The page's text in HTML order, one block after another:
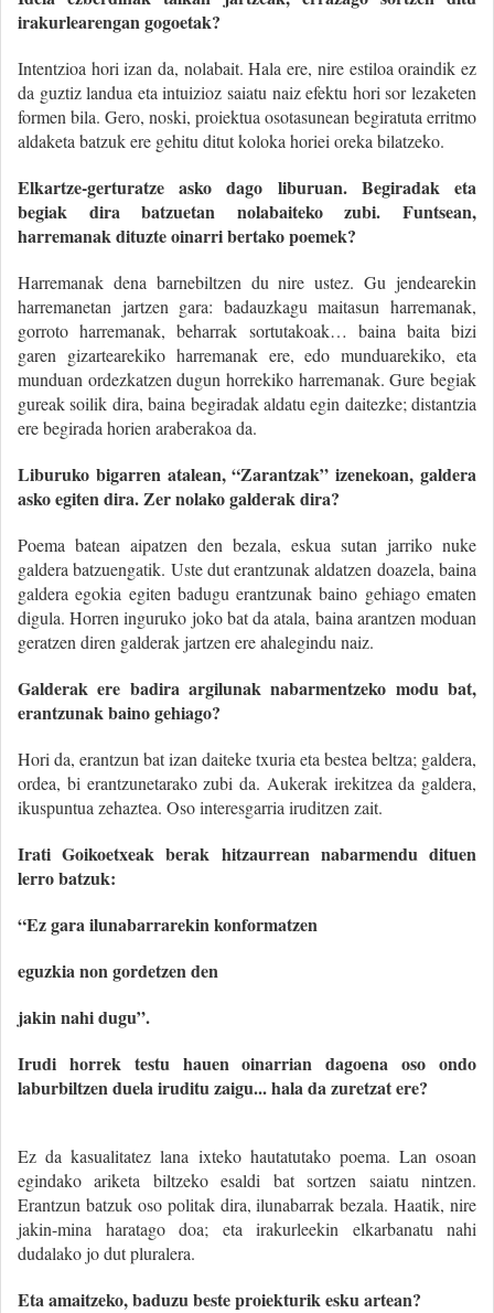
irakurlearengan gogoetak?
Intentzioa hori izan da, nolabait. Hala ere, nire estiloa oraindik ez
da guztiz landua eta intuizioz saiatu naiz efektu hori sor lezaketen
formen bila. Gero, noski, proiektua osotasunean begiratuta erritmo
aldaketa batzuk ere gehitu ditut koloka horiei oreka bilatzeko.
Elkartze-gerturatze asko dago liburuan. Begiradak eta
begiak dira batzuetan nolabaiteko zubi. Funtsean,
harremanak dituzte oinarri bertako poemek?
Harremanak dena barnebiltzen du nire ustez. Gu jendearekin
harremanetan jartzen gara: badauzkagu maitasun harremanak,
gorroto harremanak, beharrak sortutakoak… baina baita bizi
garen gizartearekiko harremanak ere, edo munduarekiko, eta
munduan ordezkatzen dugun horrekiko harremanak. Gure begiak
gureak soilik dira, baina begiradak aldatu egin daitezke; distantzia
ere begirada horien araberakoa da.
Liburuko bigarren atalean, “Zarantzak” izenekoan, galdera
asko egiten dira. Zer nolako galderak dira?
Poema batean aipatzen den bezala, eskua sutan jarriko nuke
galdera batzuengatik. Uste dut erantzunak aldatzen doazela, baina
galdera egokia egiten badugu erantzunak baino gehiago ematen
digula. Horren inguruko joko bat da atala, baina arantzen moduan
geratzen diren galderak jartzen ere ahalegindu naiz.
Galderak ere badira argilunak nabarmentzeko modu bat,
erantzunak baino gehiago?
Hori da, erantzun bat izan daiteke txuria eta bestea beltza; galdera,
ordea, bi erantzunetarako zubi da. Aukerak irekitzea da galdera,
ikuspuntua zehaztea. Oso interesgarria iruditzen zait.
Irati Goikoetxeak berak hitzaurrean nabarmendu dituen
lerro batzuk:
“Ez gara ilunabarrarekin konformatzen
eguzkia non gordetzen den
jakin nahi dugu”.
Irudi horrek testu hauen oinarrian dagoena oso ondo
laburbiltzen duela iruditu zaigu... hala da zuretzat ere?
Ez da kasualitatez lana ixteko hautatutako poema. Lan osoan
egindako ariketa biltzeko esaldi bat sortzen saiatu nintzen.
Erantzun batzuk oso politak dira, ilunabarrak bezala. Haatik, nire
jakin-mina haratago doa; eta irakurleekin elkarbanatu nahi
dudalako jo dut pluralera.
Eta amaitzeko, baduzu beste proiekturik esku artean?